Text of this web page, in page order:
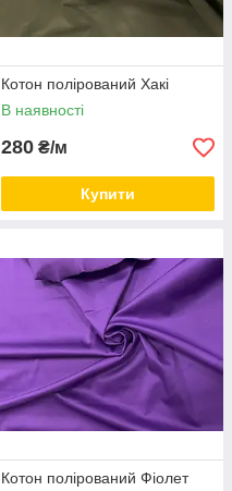
Котон полірований Хакі
В наявності
280 ₴/м
Купити
Котон полірований Фіолет